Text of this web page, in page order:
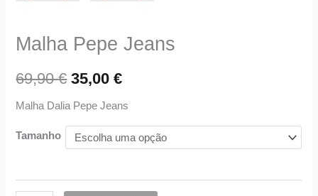
Malha Pepe Jeans
69,90€ 35,00€
Malha Dalia Pepe Jeans
Tamanho